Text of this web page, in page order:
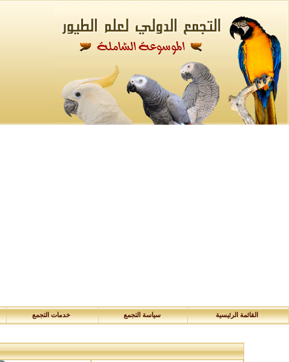
القائمة الرئيسية سياسة التجمع خدمات التجمع